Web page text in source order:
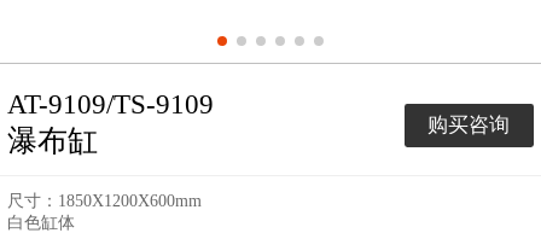
AT-9109/TS-9109
瀑布缸 购买咨询
尺寸：1850X1200X600mm
白色缸体